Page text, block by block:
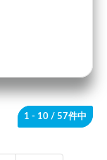
1 - 10 / 57件中